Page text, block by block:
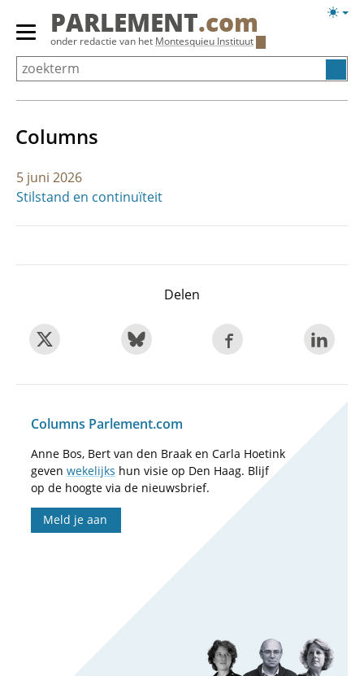
Overslaan
Primair
menu
tonen/verbergen
PARLEMENT.com
onder redactie van het Montesquieu Instituut
Columns
5 juni 2026
Stilstand en continuïteit
Delen
Columns Parlement.com
Anne Bos, Bert van den Braak en Carla Hoetink
geven wekelijks hun visie op Den Haag. Blijf
op de hoogte via de nieuwsbrief.
Meld je aan